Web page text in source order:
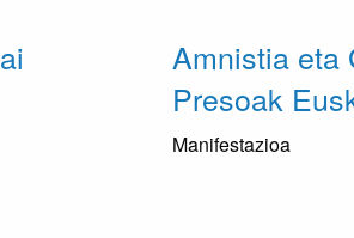
Amnistia eta
Presoak
Manifestazioa